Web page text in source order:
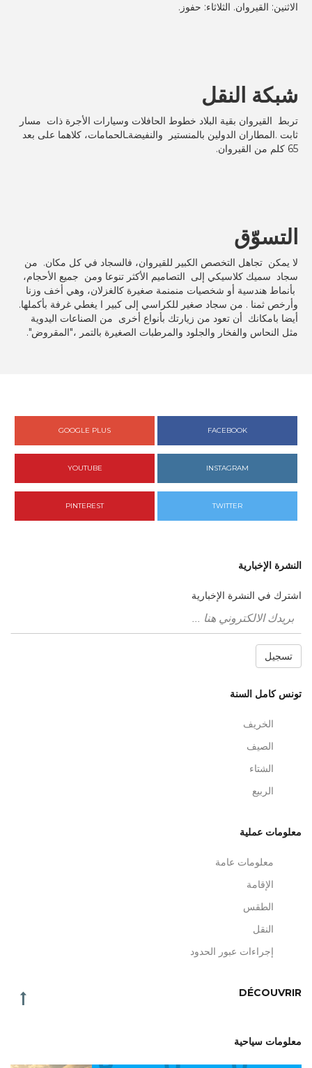
الاثنين: القيروان. الثلاثاء: حفوز.
شبكة النقل
تربط القيروان بقية البلاد خطوط الحافلات وسيارات الأجرة ذات مسار
ثابت .المطاران الدولين بالمنستير والنفيضةـالحمامات، كلاهما على بعد
65 كلم من القيروان.
التسوّق
لا يمكن تجاهل التخصص الكبير للقيروان، فالسجاد في كل مكان. من
سجاد سميك كلاسيكي إلى التصاميم الأكثر تنوعا ومن جميع الأحجام،
بأنماط هندسية أو شخصيات منمنمة صغيرة كالغزلان، وهي أخف وزنا
وأرخص ثمنا . من سجاد صغير للكراسي إلى كبير ا يغطي غرفة بأكملها.
أيضا بامكانك أن تعود من زيارتك بأنواع أخرى من الصناعات اليدوية
مثل النحاس والفخار والجلود والمرطبات الصغيرة بالتمر ،"المقروض".
FACEBOOK
GOOGLE PLUS
INSTAGRAM
YOUTUBE
TWITTER
PINTEREST
النشرة الإخبارية
اشترك في النشرة الإخبارية
تسجيل
تونس كامل السنة
الخريف
الصيف
الشتاء
الربيع
معلومات عملية
معلومات عامة
الإقامة
الطقس
النقل
إجراءات عبور الحدود
DÉCOUVRIR
معلومات سياحية